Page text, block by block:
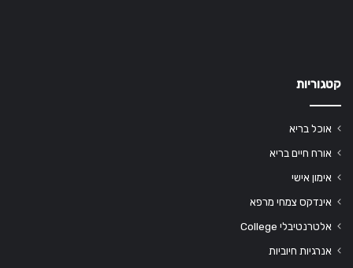
קטגוריות
אוכל בריא
אורח חיים בריא
אימון אישי
אינדקס צמחי מרפא
אלטרנטיבלי College
אנרגיות חיוביות